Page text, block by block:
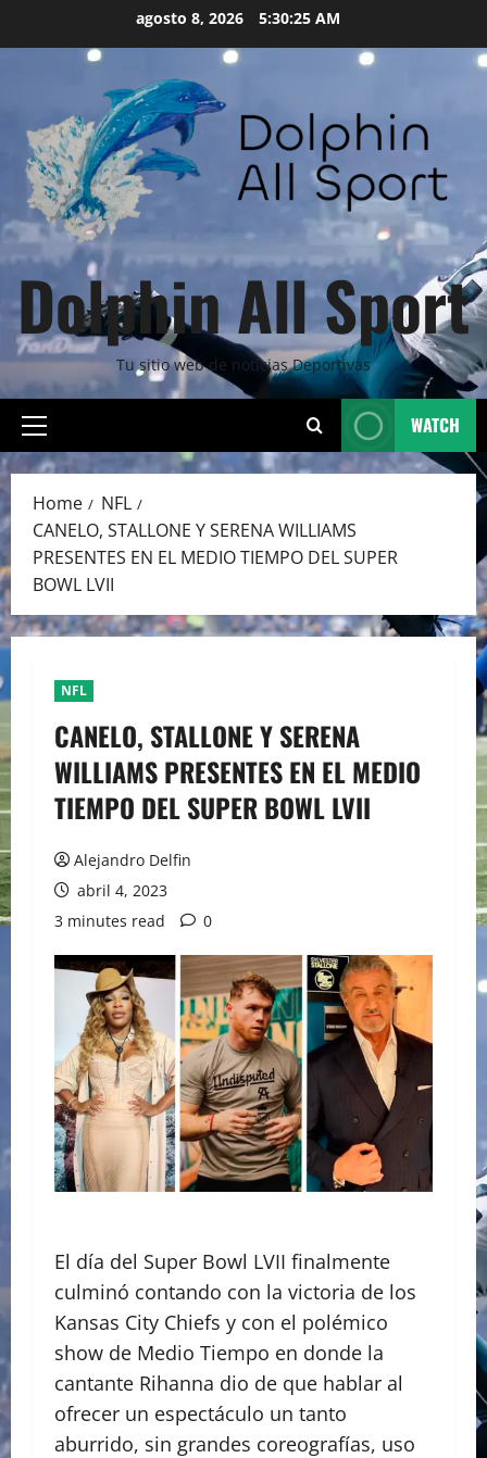
agosto 8, 2026 5:30:27 AM
Dolphin All Sport
Tu sitio web de noticias Deportivas
Primary
Menu
WATCH
Home
NFL
CANELO, STALLONE Y SERENA WILLIAMS
PRESENTES EN EL MEDIO TIEMPO DEL SUPER
BOWL LVII
NFL
CANELO, STALLONE Y SERENA
WILLIAMS PRESENTES EN EL MEDIO
TIEMPO DEL SUPER BOWL LVII
Alejandro Delfin
abril 4, 2023
3 minutes read
0
El día del Super Bowl LVII finalmente
culminó contando con la victoria de los
Kansas City Chiefs y con el polémico
show de Medio Tiempo en donde la
cantante Rihanna dio de que hablar al
ofrecer un espectáculo un tanto
aburrido, sin grandes coreografías, uso